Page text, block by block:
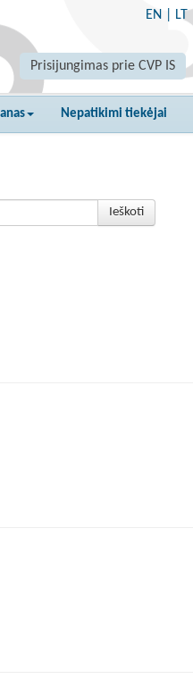
EN LT
Prisijungimas prie CVP IS
Nepatikimi tiekėjai
Ieškoti